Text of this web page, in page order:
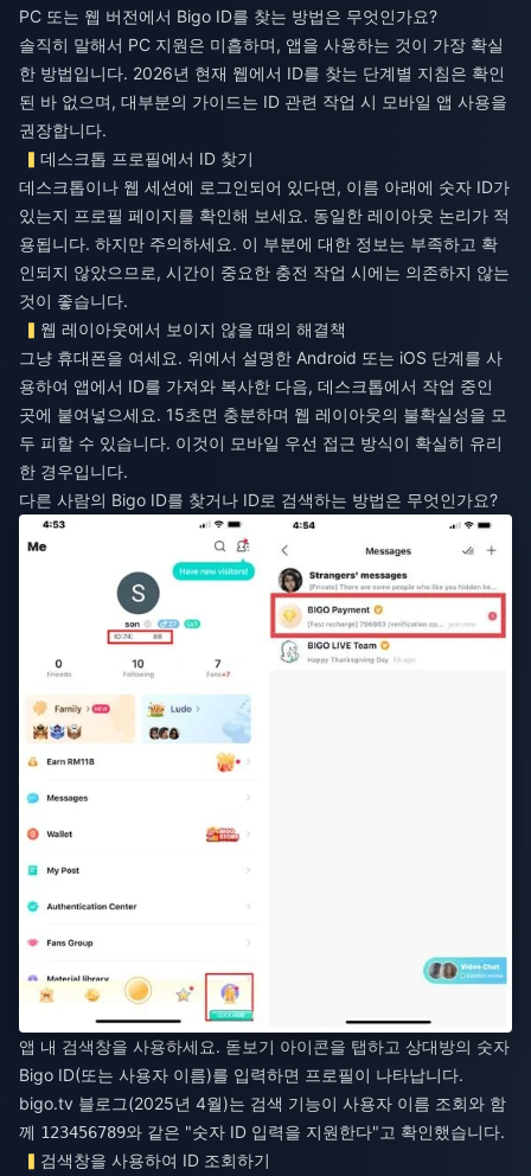
PC 또는 웹 버전에서 Bigo ID를 찾는 방법은 무엇인가요?
솔직히 말해서 PC 지원은 미흡하며, 앱을 사용하는 것이 가장 확실
한 방법입니다. 2026년 현재 웹에서 ID를 찾는 단계별 지침은 확인
된 바 없으며, 대부분의 가이드는 ID 관련 작업 시 모바일 앱 사용을
권장합니다.
데스크톱 프로필에서 ID 찾기
데스크톱이나 웹 세션에 로그인되어 있다면, 이름 아래에 숫자 ID가
있는지 프로필 페이지를 확인해 보세요. 동일한 레이아웃 논리가 적
용됩니다. 하지만 주의하세요. 이 부분에 대한 정보는 부족하고 확
인되지 않았으므로, 시간이 중요한 충전 작업 시에는 의존하지 않는
것이 좋습니다.
웹 레이아웃에서 보이지 않을 때의 해결책
그냥 휴대폰을 여세요. 위에서 설명한 Android 또는 iOS 단계를 사
용하여 앱에서 ID를 가져와 복사한 다음, 데스크톱에서 작업 중인
곳에 붙여넣으세요. 15초면 충분하며 웹 레이아웃의 불확실성을 모
두 피할 수 있습니다. 이것이 모바일 우선 접근 방식이 확실히 유리
한 경우입니다.
다른 사람의 Bigo ID를 찾거나 ID로 검색하는 방법은 무엇인가요?
앱 내 검색창을 사용하세요. 돋보기 아이콘을 탭하고 상대방의 숫자
Bigo ID(또는 사용자 이름)를 입력하면 프로필이 나타납니다.
bigo.tv 블로그(2025년 4월)는 검색 기능이 사용자 이름 조회와 함
께 123456789와 같은 "숫자 ID 입력을 지원한다"고 확인했습니다.
검색창을 사용하여 ID 조회하기